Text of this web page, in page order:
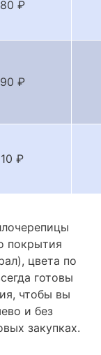
₽
₽
₽
покрытия
цвета по
готовы
чтобы вы
и без
закупках.